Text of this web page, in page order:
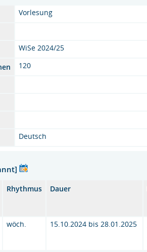
Vorlesung
WiSe 2024/25
120
Deutsch
Rhythmus Dauer
wöch. 15.10.2024 bis 28.01.2025